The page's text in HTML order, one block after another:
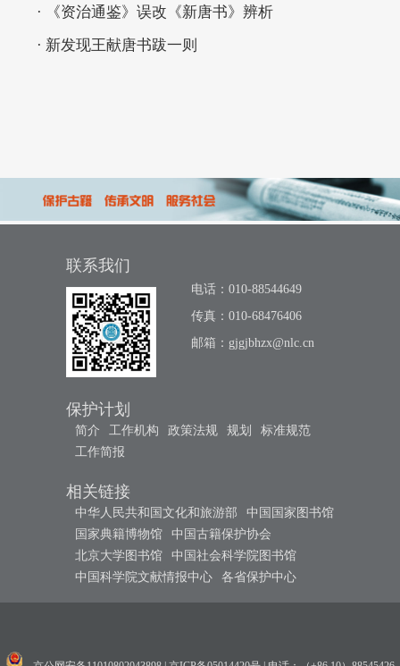
· 《资治通鉴》误改《新唐书》辨析
· 新发现王献唐书跋一则
联系我们
电话：010-88544649
传真：010-68476406
邮箱： gjgjbhzx@nlc.cn
保护计划
简介 工作机构 政策法规 规划
标准规范
工作简报
相关链接
中华人民共和国文化和旅游部
中国国家图书馆
国家典籍博物馆
中国古籍保护协会
北京大学图书馆
中国社会科学院图书馆
中国科学院文献情报中心
各省保护中心